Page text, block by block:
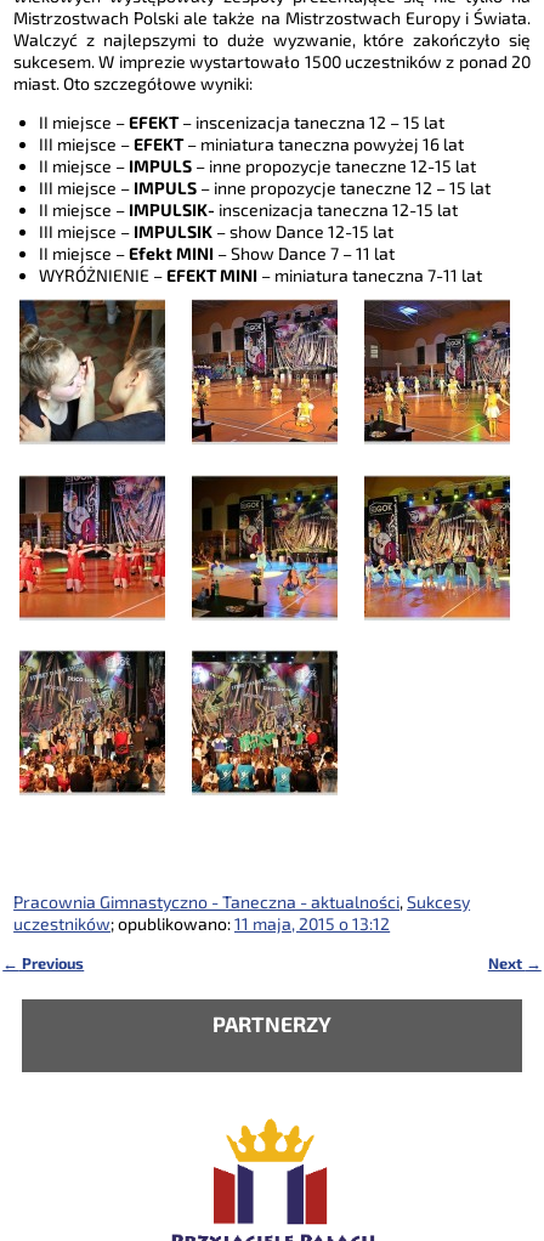
Mistrzostwach Polski ale także na Mistrzostwach Europy i Świata.
Walczyć z najlepszymi to duże wyzwanie, które zakończyło się
sukcesem. W imprezie wystartowało 1500 uczestników z ponad 20
miast. Oto szczegółowe wyniki:
II miejsce –EFEKT– inscenizacja taneczna 12 – 15 lat
III miejsce –EFEKT– miniatura taneczna powyżej 16 lat
II miejsce – IMPULS – inne propozycje taneczne 12-15 lat
III miejsce – IMPULS – inne propozycje taneczne 12 – 15 lat
II miejsce – IMPULSIK- inscenizacja taneczna 12-15 lat
III miejsce – IMPULSIK – show Dance 12-15 lat
II miejsce –Efekt MINI – Show Dance 7 – 11 lat
WYRÓŻNIENIE –EFEKT MINI – miniatura taneczna 7-11 lat
Pracownia Gimnastyczno - Taneczna - aktualności,Sukcesy
uczestników; opublikowano:11 maja, 2015 o 13:12
← Previous Next →
PARTNERZY